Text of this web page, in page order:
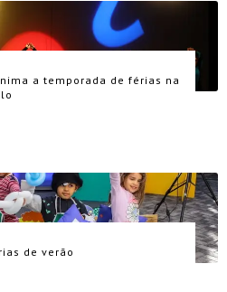
a temporada de férias na
de verão